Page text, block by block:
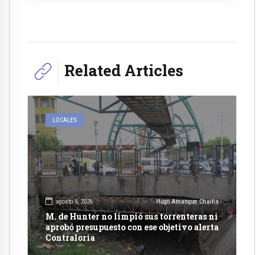
Related Articles
LOCALES
agosto 6, 2026 Hugo Amanque Chaiña
M. de Hunter no limpió sus torrenteras ni
aprobó presupuesto con ese objetivo alerta
Contraloría